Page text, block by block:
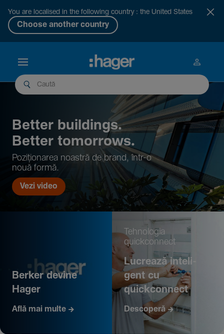
You are localised in the following country : the United States
Choose another country
Better buil­dings.
Better tomor­rows.
Pozi­țio­narea noastră de brand, într-o
nouă formă.
Vezi video
Berker devine
Hager
Află mai multe
Tehno­logia
quickconnect
Lucrează inte­li­
gent cu
quickconnect
Descoperă